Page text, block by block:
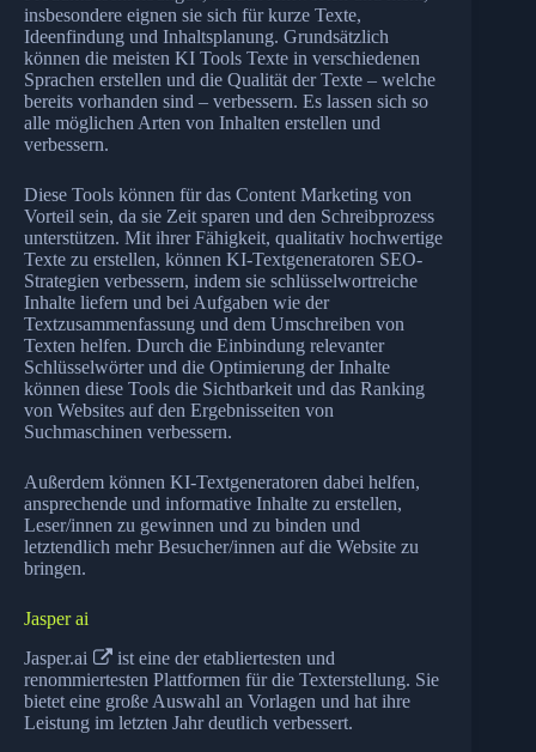
insbesondere eignen sie sich für kurze Texte,
Ideenfindung und Inhaltsplanung. Grundsätzlich
können die meisten KI Tools Texte in verschiedenen
Sprachen erstellen und die Qualität der Texte – welche
bereits vorhanden sind – verbessern. Es lassen sich so
alle möglichen Arten von Inhalten erstellen und
verbessern.
Diese Tools können für das Content Marketing von
Vorteil sein, da sie Zeit sparen und den Schreibprozess
unterstützen. Mit ihrer Fähigkeit, qualitativ hochwertige
Texte zu erstellen, können KI-Textgeneratoren SEO-
Strategien verbessern, indem sie schlüsselwortreiche
Inhalte liefern und bei Aufgaben wie der
Textzusammenfassung und dem Umschreiben von
Texten helfen. Durch die Einbindung relevanter
Schlüsselwörter und die Optimierung der Inhalte
können diese Tools die Sichtbarkeit und das Ranking
von Websites auf den Ergebnisseiten von
Suchmaschinen verbessern.
Außerdem können KI-Textgeneratoren dabei helfen,
ansprechende und informative Inhalte zu erstellen,
Leser/innen zu gewinnen und zu binden und
letztendlich mehr Besucher/innen auf die Website zu
bringen.
Jasper ai
Jasper.ai
ist eine der etabliertesten und
renommiertesten Plattformen für die Texterstellung. Sie
bietet eine große Auswahl an Vorlagen und hat ihre
Leistung im letzten Jahr deutlich verbessert.